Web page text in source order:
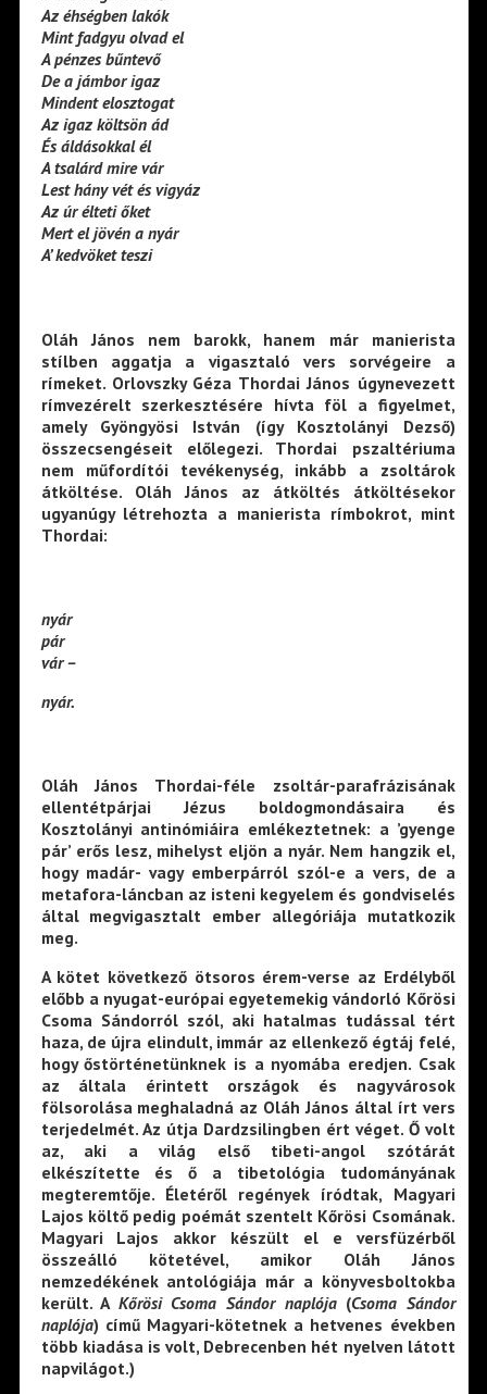
Az éhségben lakók
Mint fadgyu olvad el
A pénzes bűntevő
De a jámbor igaz
Mindent elosztogat
Az igaz költsön ád
És áldásokkal él
A tsalárd mire vár
Lest hány vét és vigyáz
Az úr élteti őket
Mert el jövén a nyár
A’ kedvöket teszi
Oláh János nem barokk, hanem már manierista
stílben aggatja a vigasztaló vers sorvégeire a
rímeket. Orlovszky Géza Thordai János úgynevezett
rímvezérelt szerkesztésére hívta föl a figyelmet,
amely Gyöngyösi István (így Kosztolányi Dezső)
összecsengéseit előlegezi. Thordai pszaltériuma
nem műfordítói tevékenység, inkább a zsoltárok
átköltése. Oláh János az átköltés átköltésekor
ugyanúgy létrehozta a manierista rímbokrot, mint
Thordai:
nyár
pár
vár –
nyár.
Oláh János Thordai-féle zsoltár-parafrázisának
ellentétpárjai Jézus boldogmondásaira és
Kosztolányi antinómiáira emlékeztetnek: a ’gyenge
pár’ erős lesz, mihelyst eljön a nyár. Nem hangzik el,
hogy madár- vagy emberpárról szól-e a vers, de a
metafora-láncban az isteni kegyelem és gondviselés
által megvigasztalt ember allegóriája mutatkozik
meg.
A kötet következő ötsoros érem-verse az Erdélyből
előbb a nyugat-európai egyetemekig vándorló Kőrösi
Csoma Sándorról szól, aki hatalmas tudással tért
haza, de újra elindult, immár az ellenkező égtáj felé,
hogy őstörténetünknek is a nyomába eredjen. Csak
az általa érintett országok és nagyvárosok
fölsorolása meghaladná az Oláh János által írt vers
terjedelmét. Az útja Dardzsilingben ért véget. Ő volt
az, aki a világ első tibeti-angol szótárát
elkészítette és ő a tibetológia tudományának
megteremtője. Életéről regények íródtak, Magyari
Lajos költő pedig poémát szentelt Kőrösi Csomának.
Magyari Lajos akkor készült el e versfüzérből
összeálló kötetével, amikor Oláh János
nemzedékének antológiája már a könyvesboltokba
került. A Kőrösi Csoma Sándor naplója(Csoma Sándor
naplója) című Magyari-kötetnek a hetvenes években
több kiadása is volt, Debrecenben hét nyelven látott
napvilágot.)